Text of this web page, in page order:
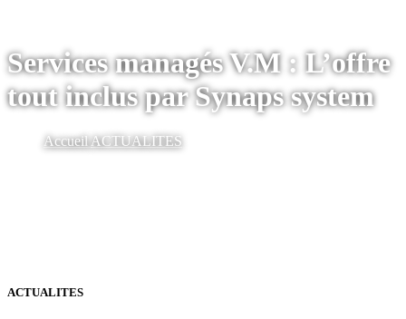
Services managés V.M : L’offre
tout inclus par Synaps system
AccueilACTUALITES
ACTUALITES